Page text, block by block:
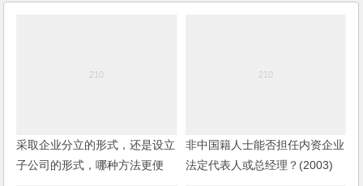
采取企业分立的形式，还是设立
子公司的形式，哪种方法更便
非中国籍人士能否担任内资企业
法定代表人或总经理？(2003)